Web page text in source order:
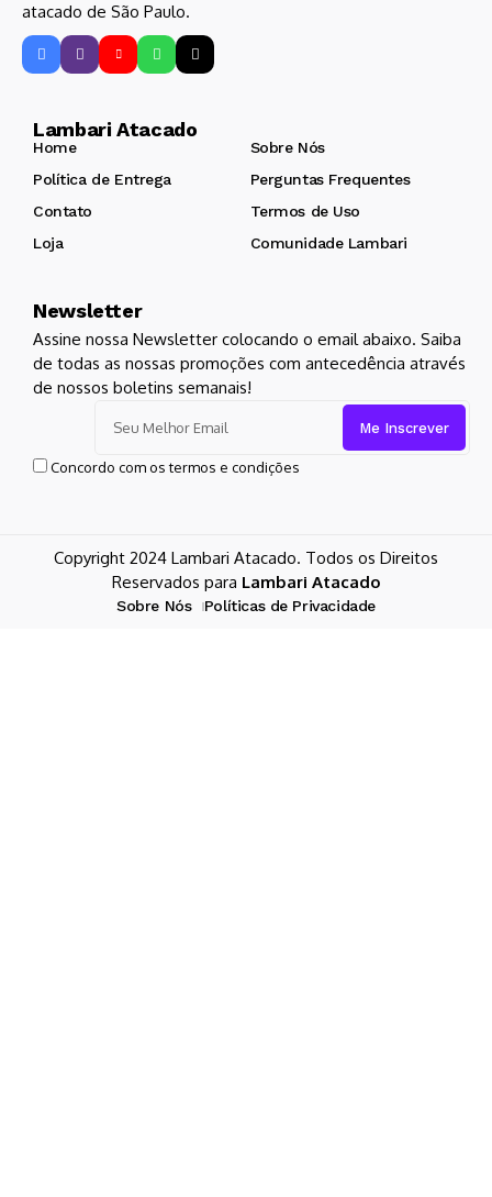
atacado de São Paulo.
Lambari Atacado
Home
Sobre Nós
Política de Entrega
Perguntas Frequentes
Contato
Termos de Uso
Loja
Comunidade Lambari
Newsletter
Assine nossa Newsletter colocando o email abaixo. Saiba
de todas as nossas promoções com antecedência através
de nossos boletins semanais!
Concordo com os termos e condições
Copyright 2024 Lambari Atacado. Todos os Direitos
Reservados para Lambari Atacado
Sobre Nós Políticas de Privacidade